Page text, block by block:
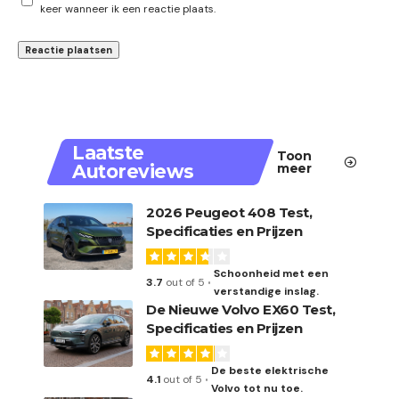
keer wanneer ik een reactie plaats.
Laatste
Autoreviews
Toon
meer
2026 Peugeot 408 Test,
Specificaties en Prijzen
3.7 out of 5
Schoonheid met een
verstandige inslag.
De Nieuwe Volvo EX60 Test,
Specificaties en Prijzen
4.1 out of 5
De beste elektrische
Volvo tot nu toe.